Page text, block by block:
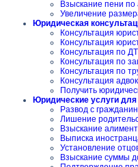
Взыскание пени
Увеличение
Юридическая
Консультация
Консультация
Консультация по
Консультация по
Консультация по
Консультация
Получить
Юридические услуги для
Развод с
Лишение
Взыскание
Выписка
Установление
Взыскание суммы